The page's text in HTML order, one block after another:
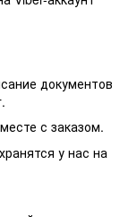
документов
с заказом.
у нас на